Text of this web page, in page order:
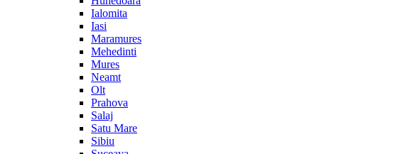
Ialomita
Iasi
Maramures
Mehedinti
Mures
Neamt
Olt
Prahova
Salaj
Satu Mare
Sibiu